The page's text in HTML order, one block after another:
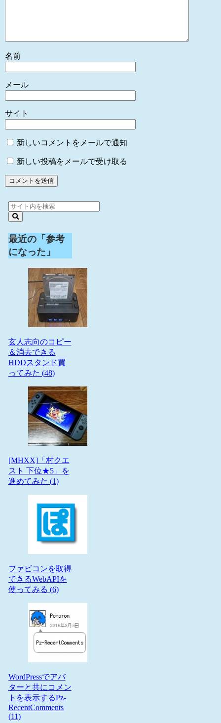
名前
メール
サイト
新しいコメントをメールで通知
新しい投稿をメールで受け取る
最近の「参考
になった」
玄人志向のコピー
＆消去できる
HDDスタンド買
ってみた (48)
[MHXX]「村クエ
スト 下位★5」を
進めてみた (1)
ファビコンを取得
できるWebAPIを
使ってみる (6)
WordPressでアバ
ターと共にコメン
トを表示するPz-
RecentComments
(11)